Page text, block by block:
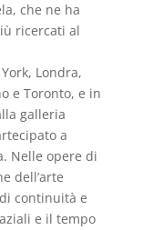
che ne ha
ricercati al
Londra,
e Toronto, e in
galleria
a
Nelle opere di
dell’arte
continuità e
e il tempo